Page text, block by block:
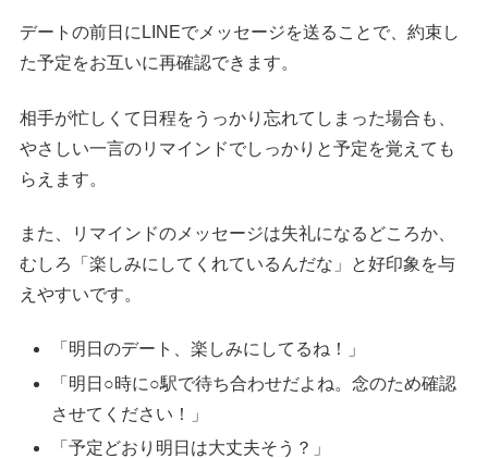
デートの前日にLINEでメッセージを送ることで、約束し
た予定をお互いに再確認できます。
相手が忙しくて日程をうっかり忘れてしまった場合も、
やさしい一言のリマインドでしっかりと予定を覚えても
らえます。
また、リマインドのメッセージは失礼になるどころか、
むしろ「楽しみにしてくれているんだな」と好印象を与
えやすいです。
「明日のデート、楽しみにしてるね！」
「明日○時に○駅で待ち合わせだよね。念のため確認
させてください！」
「予定どおり明日は大丈夫そう？」